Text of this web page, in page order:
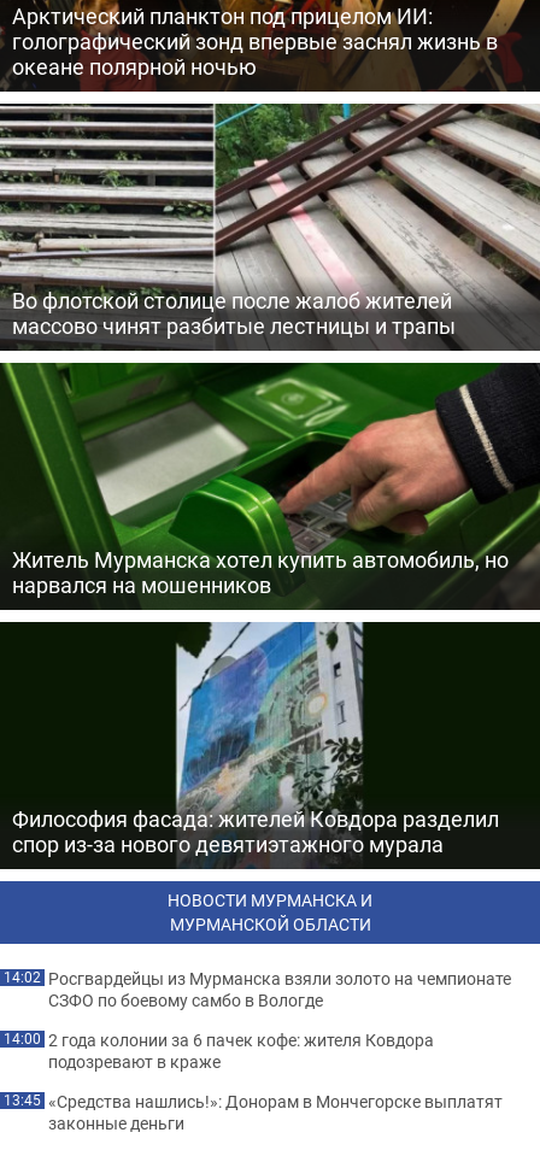
Арктический планктон под прицелом ИИ:
голографический зонд впервые заснял жизнь в
океане полярной ночью
Во флотской столице после жалоб жителей
массово чинят разбитые лестницы и трапы
Житель Мурманска хотел купить автомобиль, но
нарвался на мошенников
Философия фасада: жителей Ковдора разделил
спор из-за нового девятиэтажного мурала
НОВОСТИ МУРМАНСКА И
МУРМАНСКОЙ ОБЛАСТИ
14:02 Росгвардейцы из Мурманска взяли золото на чемпионате
СЗФО по боевому самбо в Вологде
14:00 2 года колонии за 6 пачек кофе: жителя Ковдора
подозревают в краже
13:45 «Средства нашлись!»: Донорам в Мончегорске выплатят
законные деньги